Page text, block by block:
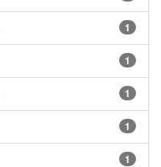
1
1
1
1
1